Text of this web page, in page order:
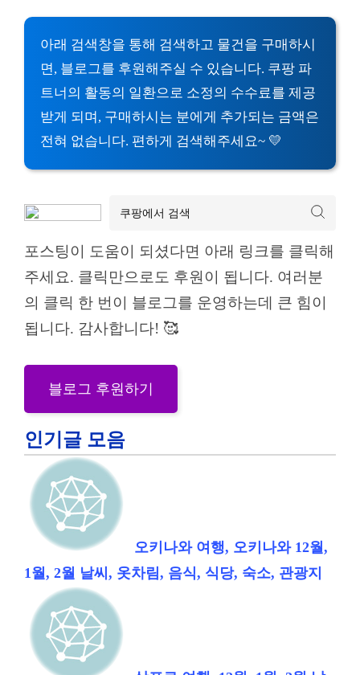
아래 검색창을 통해 검색하고 물건을 구매하시
면, 블로그를 후원해주실 수 있습니다. 쿠팡 파
트너의 활동의 일환으로 소정의 수수료를 제공
받게 되며, 구매하시는 분에게 추가되는 금액은
전혀 없습니다. 편하게 검색해주세요~ 💛
포스팅이 도움이 되셨다면 아래 링크를 클릭해
주세요. 클릭만으로도 후원이 됩니다. 여러분
의 클릭 한 번이 블로그를 운영하는데 큰 힘이
됩니다. 감사합니다! 🥰
블로그 후원하기
인기글 모음
오키나와 여행, 오키나와 12월,
1월, 2월 날씨, 옷차림, 음식, 식당, 숙소, 관광지